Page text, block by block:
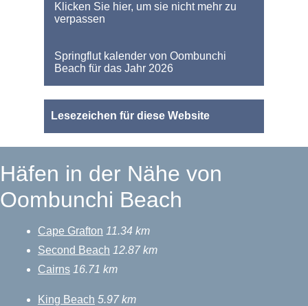
Klicken Sie hier, um sie nicht mehr zu
verpassen
Springflut kalender von Oombunchi
Beach für das Jahr 2026
Lesezeichen für diese Website
Häfen in der Nähe von
Oombunchi Beach
Cape Grafton 11.34 km
Second Beach 12.87 km
Cairns 16.71 km
King Beach 5.97 km